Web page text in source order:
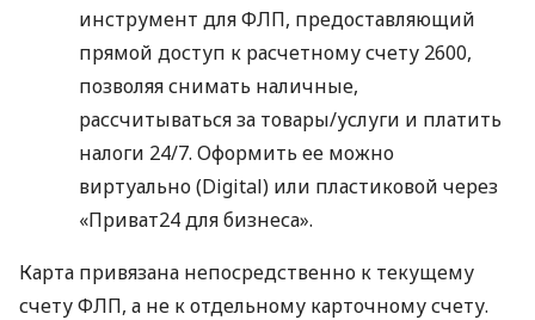
инструмент для ФЛП, предоставляющий
прямой доступ к расчетному счету 2600,
позволяя снимать наличные,
рассчитываться за товары/услуги и платить
налоги 24/7. Оформить ее можно
виртуально (Digital) или пластиковой через
«Приват24 для бизнеса».
Карта привязана непосредственно к текущему
счету ФЛП, а не к отдельному карточному счету.